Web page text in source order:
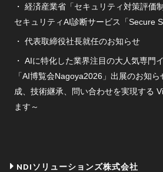
経済産業省「セキュリティ対策評価
セキュリティAI診断サービス「Secure
代表取締役社長就任のお知らせ
AIに特化した業界注目の大人気専門
「AI博覧会Nagoya2026」出展のお知
成、技術継承、問い合わせを実現する
ます～
NDIソリューションズ株式会社